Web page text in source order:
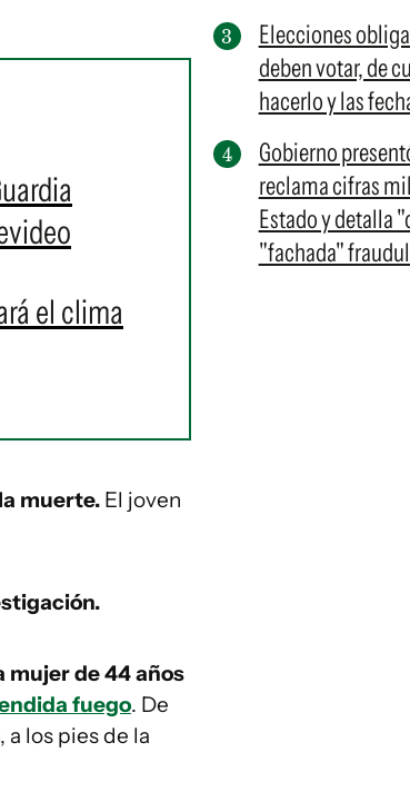
el clima
muerte. El joven
mujer de 44 años
fuego. De
a los pies de la
Elecciones
deben votar, de
hacerlo y las
Gobierno
reclama cifras
Estado y detalla
"fachada"